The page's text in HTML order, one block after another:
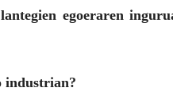
egoeraren
industrian?